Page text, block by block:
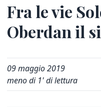
Fra le vie
Oberdan il
09 maggio 2019
meno di 1' di lettura